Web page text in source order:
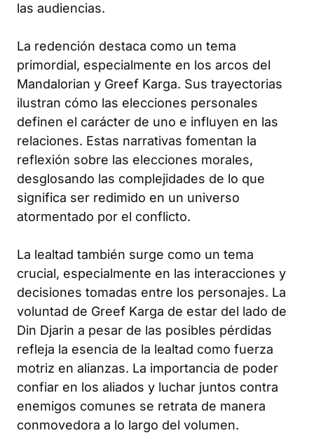
las audiencias.
La redención destaca como un tema
primordial, especialmente en los arcos del
Mandalorian y Greef Karga. Sus trayectorias
ilustran cómo las elecciones personales
definen el carácter de uno e influyen en las
relaciones. Estas narrativas fomentan la
reflexión sobre las elecciones morales,
desglosando las complejidades de lo que
significa ser redimido en un universo
atormentado por el conflicto.
La lealtad también surge como un tema
crucial, especialmente en las interacciones y
decisiones tomadas entre los personajes. La
voluntad de Greef Karga de estar del lado de
Din Djarin a pesar de las posibles pérdidas
refleja la esencia de la lealtad como fuerza
motriz en alianzas. La importancia de poder
confiar en los aliados y luchar juntos contra
enemigos comunes se retrata de manera
conmovedora a lo largo del volumen.